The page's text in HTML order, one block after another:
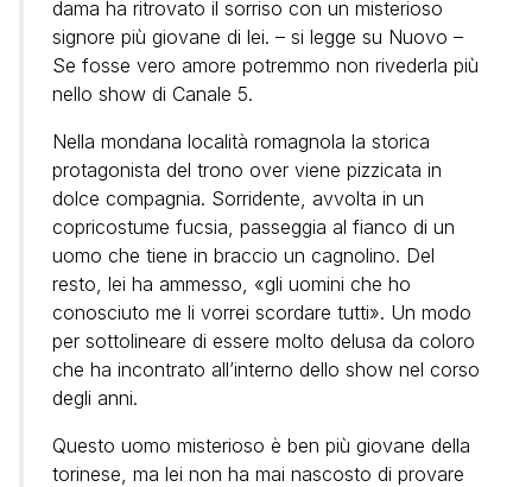
dama ha ritrovato il sorriso con un misterioso
signore più giovane di lei. – si legge su Nuovo –
Se fosse vero amore potremmo non rivederla più
nello show di Canale 5.
Nella mondana località romagnola la storica
protagonista del trono over viene pizzicata in
dolce compagnia. Sorridente, avvolta in un
copricostume fucsia, passeggia al fianco di un
uomo che tiene in braccio un cagnolino. Del
resto, lei ha ammesso, «gli uomini che ho
conosciuto me li vorrei scordare tutti». Un modo
per sottolineare di essere molto delusa da coloro
che ha incontrato all’interno dello show nel corso
degli anni.
Questo uomo misterioso è ben più giovane della
torinese, ma lei non ha mai nascosto di provare